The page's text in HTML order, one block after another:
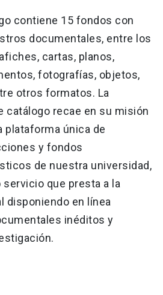
contiene 15 fondos con
documentales, entre los
cartas, planos,
fotografías, objetos,
otros formatos. La
catálogo recae en su misión
plataforma única de
y fondos
de nuestra universidad,
que presta a la
disponiendo en línea
inéditos y